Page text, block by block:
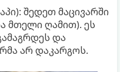
შედეთ მაცივარში
მთელი ღამით). ეს
და
არ დაკარგოს.